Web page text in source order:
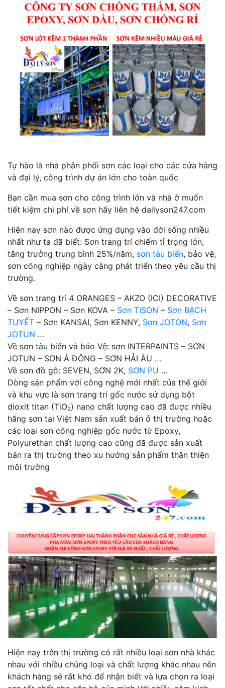
Tự hào là nhà phân phối sơn các loại cho các cửa hàng
và đại lý, công trình dự án lớn cho toàn quốc
Bạn cần mua sơn cho công trình lớn và nhà ở muốn
tiết kiệm chi phí về sơn hãy liên hệ dailyson247.com
Hiện nay sơn nào được ứng dụng vào đời sống nhiều
nhất như ta đã biết: Sơn trang trí chiếm tỉ trọng lớn,
tăng trưởng trung bình 25%/năm, sơn tàu biển, bảo vệ,
sơn công nghiệp ngày càng phát triển theo yêu cầu thị
trường.
Về sơn trang trí 4 ORANGES – AKZO (ICI) DECORATIVE
– Sơn NIPPON – Sơn KOVA – Sơn TISON – Sơn BẠCH
TUYẾT – Sơn KANSAI, Sơn KENNY, Sơn JOTON, Sơn
JOTUN …
Về sơn tàu biển và bảo Vệ: sơn INTERPAINTS – SƠN
JOTUN – SƠN Á ĐÔNG – SƠN HẢI ÂU …
Về sơn đồ gỗ: SEVEN, SƠN 2K, SƠN PU …
Dòng sản phẩm với công nghệ mới nhất của thế giới
và khu vực là sơn trang trí gốc nước sử dụng bột
dioxit titan (TiO2) nano chất lượng cao đã được nhiều
hãng sơn tại Việt Nam sản xuất bán ở thị trường hoặc
các loại sơn công nghiệp gốc nước từ Epoxy,
Polyurethan chất lượng cao cũng đã được sản xuất
bán ra thị trường theo xu hướng sản phẩm thân thiện
môi trường
Hiện nay trên thị trường có rất nhiều loại sơn nhà khác
nhau với nhiều chủng loại và chất lượng khác nhau nên
khách hàng sẽ rất khó để nhận biết và lựa chọn ra loại